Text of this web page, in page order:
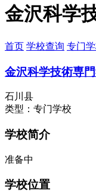
金沢科学
首页 学校查询 专门
金沢科学技術専
石川县
类型：专门学校
学校简介
准备中
学校位置